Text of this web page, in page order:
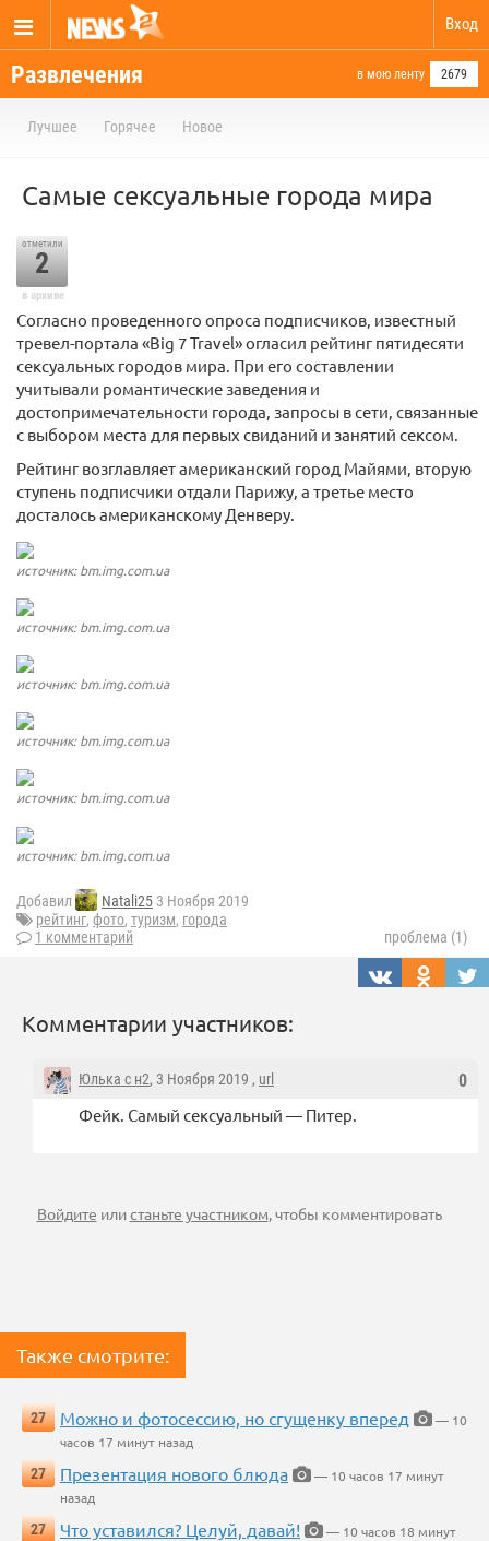
Вход
Развлечения в мою ленту 2679
Лучшее Горячее Новое
Самые сексуальные города мира
отметили
2
в архиве
Согласно проведенного опроса подписчиков, известный
тревел-портала «Big 7 Travel» огласил рейтинг пятидесяти
сексуальных городов мира. При его составлении
учитывали романтические заведения и
достопримечательности города, запросы в сети, связанные
с выбором места для первых свиданий и занятий сексом.
Рейтинг возглавляет американский город Майями, вторую
ступень подписчики отдали Парижу, а третье место
досталось американскому Денверу.
источник: bm.img.com.ua
источник: bm.img.com.ua
источник: bm.img.com.ua
источник: bm.img.com.ua
источник: bm.img.com.ua
источник: bm.img.com.ua
Добавил Natali25 3 Ноября 2019
рейтинг, фото, туризм, города
1 комментарий
проблема (1)
Комментарии участников:
0
Юлька с н2, 3 Ноября 2019 , url
Фейк. Самый сексуальный — Питер.
Войдите илистаньте участником, чтобы комментировать
Также смотрите:
27 Можно и фотосессию, но сгущенку вперед
— 10
часов 17 минут назад
27
Презентация нового блюда
— 10 часов 17 минут
назад
27
Что уставился? Целуй, давай!
— 10 часов 18 минут